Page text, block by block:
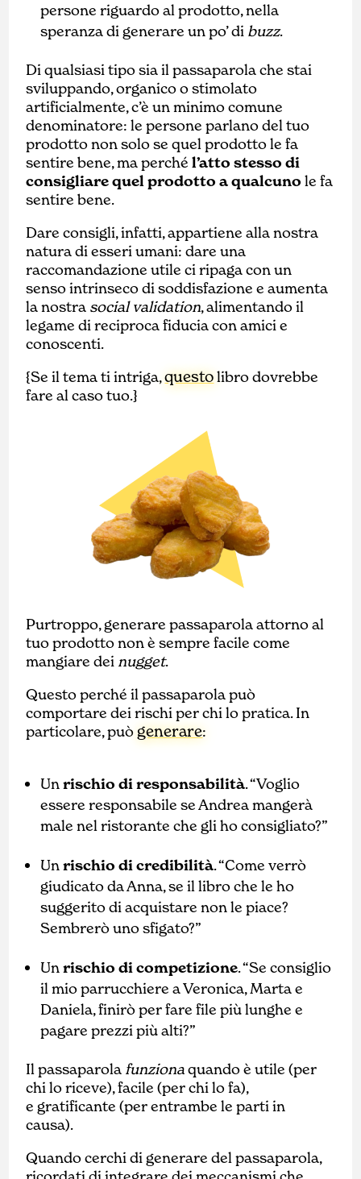
persone riguardo al prodotto, nella
speranza di generare un po’ di buzz.
Di qualsiasi tipo sia il passaparola che stai
sviluppando, organico o stimolato
artificialmente, c’è un minimo comune
denominatore: le persone parlano del tuo
prodotto non solo se quel prodotto le fa
sentire bene, ma perché l’atto stesso di
consigliare quel prodotto a qualcunole fa
sentire bene.
Dare consigli, infatti, appartiene alla nostra
natura di esseri umani: dare una
raccomandazione utile ci ripaga con un
senso intrinseco di soddisfazione e aumenta
la nostra social validation, alimentando il
legame di reciproca fiducia con amici e
conoscenti.
{Se il tema ti intriga,questolibro dovrebbe
fare al caso tuo.}
Purtroppo, generare passaparola attorno al
tuo prodotto non è sempre facile come
mangiare dei nugget.
Questo perché il passaparola può
comportare dei rischi per chi lo pratica. In
particolare, puògenerare:
Unrischio di responsabilità. “Voglio
essere responsabile se Andrea mangerà
male nel ristorante che gli ho consigliato?”
Unrischio di credibilità. “Come verrò
giudicato da Anna, se il libro che le ho
suggerito di acquistare non le piace?
Sembrerò uno sfigato?”
Unrischio di competizione. “Se consiglio
il mio parrucchiere a Veronica, Marta e
Daniela, finirò per fare file più lunghe e
pagare prezzi più alti?”
Il passaparola funzionaquando è utile (per
chi lo riceve), facile (per chi lo fa),
e gratificante (per entrambe le parti in
causa).
Quando cerchi di generare del passaparola,